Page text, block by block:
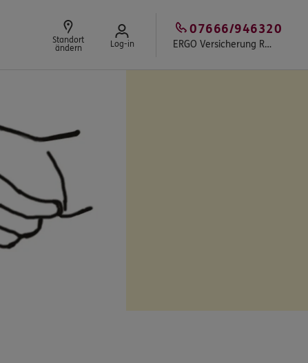
Standort
ändern
Log-in ERGO Versicherung Ralf Zäh
07666/946320